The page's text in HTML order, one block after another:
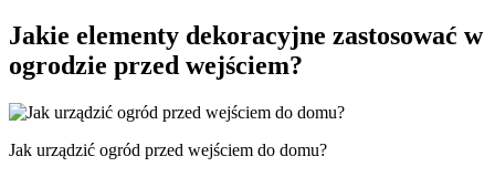
Jakie elementy dekoracyjne zastosować w
ogrodzie przed wejściem?
Jak urządzić ogród przed wejściem do domu?